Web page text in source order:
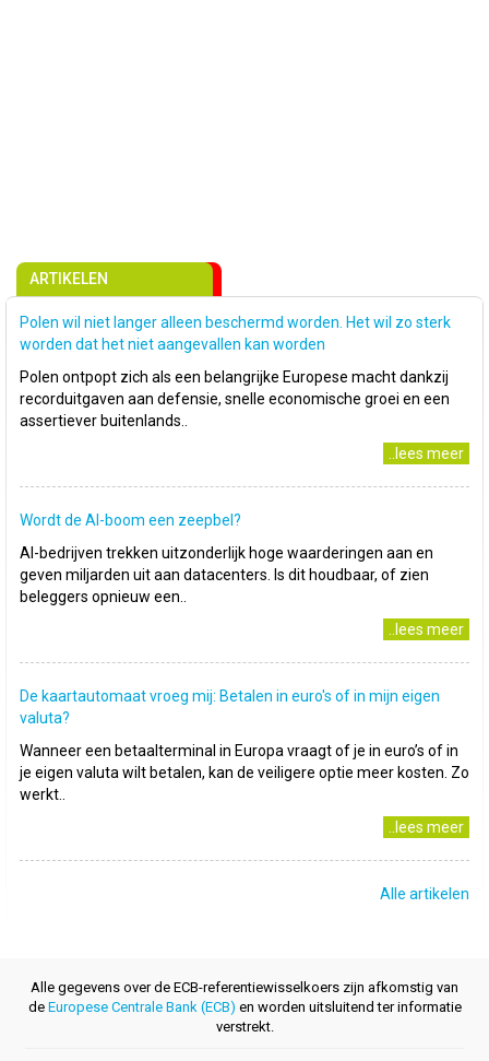
ARTIKELEN
Polen wil niet langer alleen beschermd worden. Het wil zo sterk
worden dat het niet aangevallen kan worden
Polen ontpopt zich als een belangrijke Europese macht dankzij
recorduitgaven aan defensie, snelle economische groei en een
assertiever buitenlands..
..lees meer
Wordt de AI-boom een zeepbel?
AI-bedrijven trekken uitzonderlijk hoge waarderingen aan en
geven miljarden uit aan datacenters. Is dit houdbaar, of zien
beleggers opnieuw een..
..lees meer
De kaartautomaat vroeg mij: Betalen in euro's of in mijn eigen
valuta?
Wanneer een betaalterminal in Europa vraagt of je in euro’s of in
je eigen valuta wilt betalen, kan de veiligere optie meer kosten. Zo
werkt..
..lees meer
Alle artikelen
Alle gegevens over de ECB-referentiewisselkoers zijn afkomstig van
de Europese Centrale Bank (ECB) en worden uitsluitend ter informatie
verstrekt.